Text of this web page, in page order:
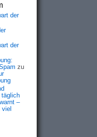
der
der
zu
täglich
–